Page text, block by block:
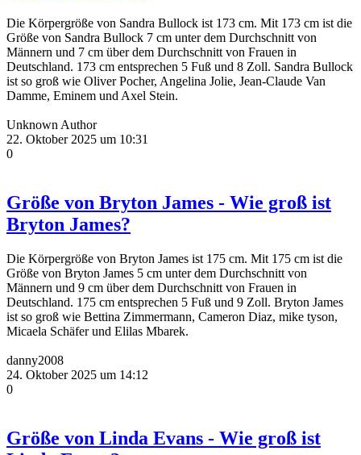
Die Körpergröße von Sandra Bullock ist 173 cm. Mit 173 cm ist die
Größe von Sandra Bullock 7 cm unter dem Durchschnitt von
Männern und 7 cm über dem Durchschnitt von Frauen in
Deutschland. 173 cm entsprechen 5 Fuß und 8 Zoll. Sandra Bullock
ist so groß wie Oliver Pocher, Angelina Jolie, Jean-Claude Van
Damme, Eminem und Axel Stein.
Unknown Author
22. Oktober 2025 um 10:31
0
Größe von Bryton James - Wie groß ist
Bryton James?
Die Körpergröße von Bryton James ist 175 cm. Mit 175 cm ist die
Größe von Bryton James 5 cm unter dem Durchschnitt von
Männern und 9 cm über dem Durchschnitt von Frauen in
Deutschland. 175 cm entsprechen 5 Fuß und 9 Zoll. Bryton James
ist so groß wie Bettina Zimmermann, Cameron Diaz, mike tyson,
Micaela Schäfer und Elilas Mbarek.
danny2008
24. Oktober 2025 um 14:12
0
Größe von Linda Evans - Wie groß ist